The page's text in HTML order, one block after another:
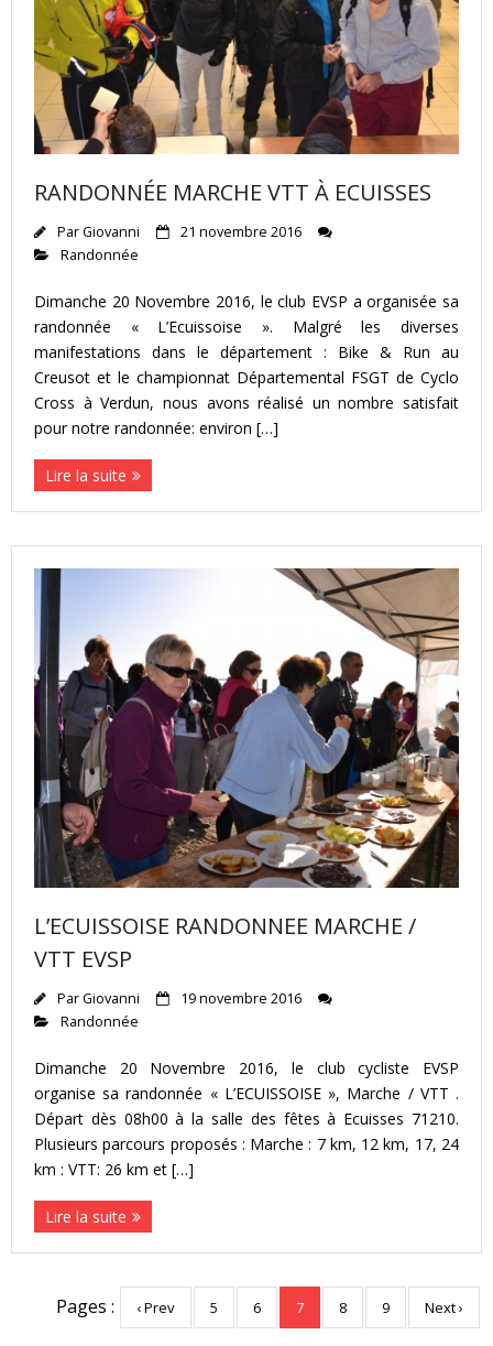
RANDONNÉE MARCHE VTT À ECUISSES
ParGiovanni
21 novembre 2016
Randonnée
Dimanche 20 Novembre 2016, le club EVSP a organisée sa
randonnée « L’Ecuissoise ». Malgré les diverses
manifestations dans le département : Bike & Run au
Creusot et le championnat Départemental FSGT de Cyclo
Cross à Verdun, nous avons réalisé un nombre satisfait
pour notre randonnée: environ […]
Lire la suite
L’ECUISSOISE RANDONNEE MARCHE /
VTT EVSP
ParGiovanni
19 novembre 2016
Randonnée
Dimanche 20 Novembre 2016, le club cycliste EVSP
organise sa randonnée « L’ECUISSOISE », Marche / VTT .
Départ dès 08h00 à la salle des fêtes à Ecuisses 71210.
Plusieurs parcours proposés : Marche : 7 km, 12 km, 17, 24
km : VTT: 26 km et […]
Lire la suite
Pages : ‹ Prev 5 6 7 8 9 Next ›